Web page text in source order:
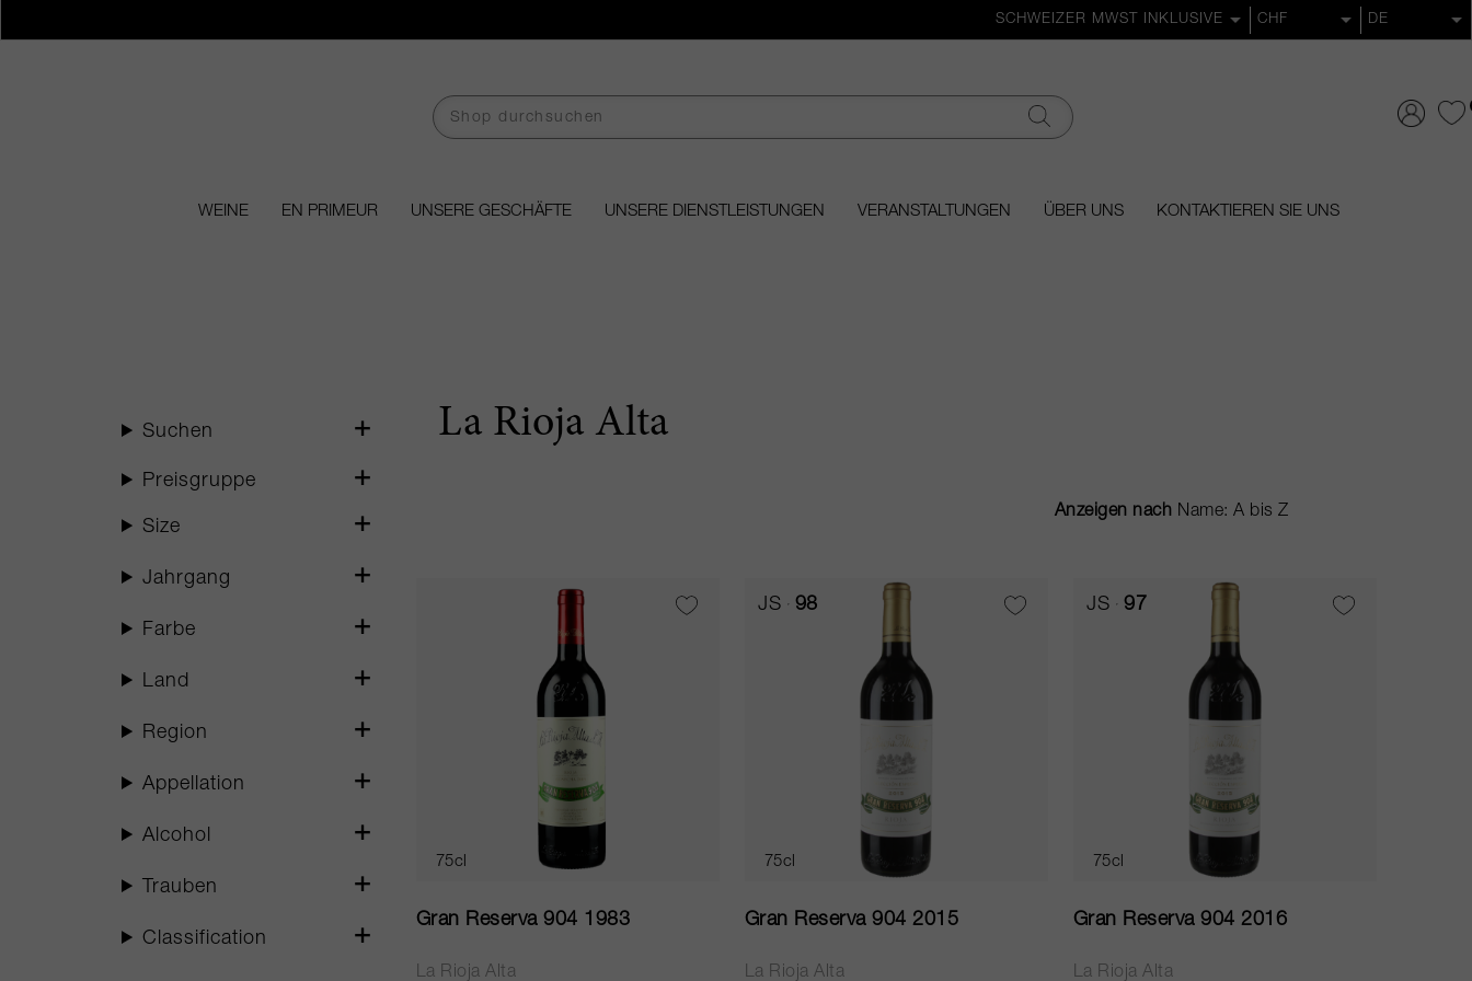
WEINE EN PRIMEUR UNSERE GESCHÄFTE UNSERE DIENSTLEISTUNGEN VERANSTALTUNGEN ÜBER UNS KONTAKTIEREN SIE UNS
La Rioja Alta
Anzeigen nach
75cl
Gran Reserva 904 1983
La Rioja Alta
JS 98
75cl
Gran Reserva 904 2015
La Rioja Alta
JS 97
75cl
Gran Reserva 904 2016
La Rioja Alta
Suchen
Preisgruppe
Size
Jahrgang
Farbe
Land
Region
Appellation
Alcohol
Trauben
Classification